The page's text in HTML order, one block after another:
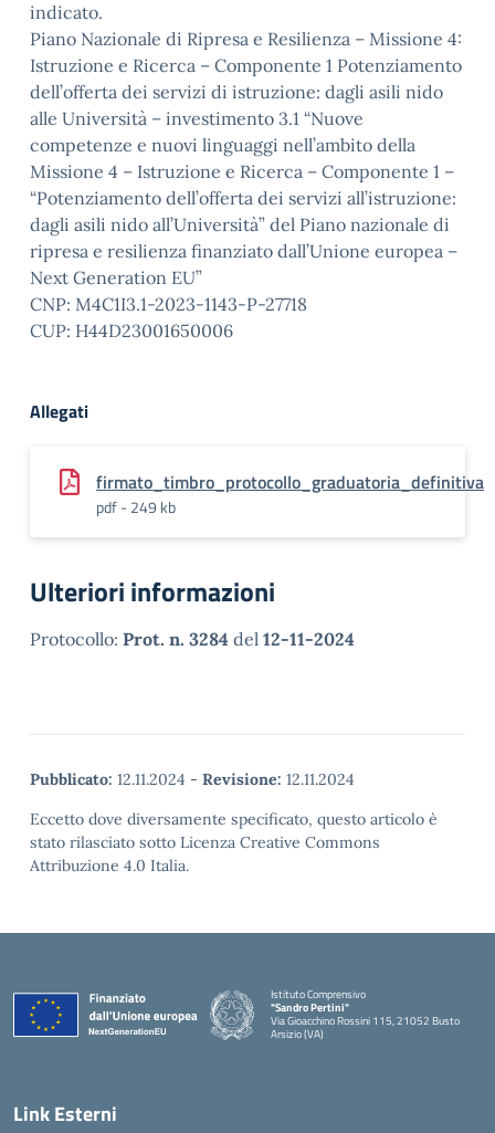
indicato.
Piano Nazionale di Ripresa e Resilienza – Missione 4:
Istruzione e Ricerca – Componente 1 Potenziamento
dell’offerta dei servizi di istruzione: dagli asili nido
alle Università – investimento 3.1 “Nuove
competenze e nuovi linguaggi nell’ambito della
Missione 4 – Istruzione e Ricerca – Componente 1 –
“Potenziamento dell’offerta dei servizi all’istruzione:
dagli asili nido all’Università” del Piano nazionale di
ripresa e resilienza finanziato dall’Unione europea –
Next Generation EU”
CNP: M4C1I3.1-2023-1143-P-27718
CUP: H44D23001650006
Allegati
firmato_timbro_protocollo_graduatoria_definitiva
pdf - 249 kb
Ulteriori informazioni
Protocollo: Prot. n. 3284 del 12-11-2024
Pubblicato: 12.11.2024 - Revisione: 12.11.2024
Eccetto dove diversamente specificato, questo articolo è
stato rilasciato sotto Licenza Creative Commons
Attribuzione 4.0 Italia.
Istituto Comprensivo
"Sandro Pertini"
Via Gioacchino Rossini 115, 21052 Busto
Arsizio (VA)
Link Esterni